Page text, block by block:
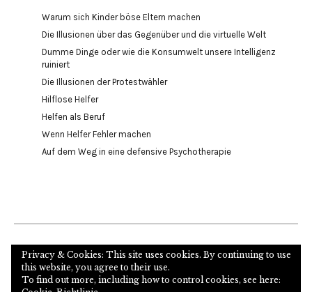
Warum sich Kinder böse Eltern machen
Die Illusionen über das Gegenüber und die virtuelle Welt
Dumme Dinge oder wie die Konsumwelt unsere Intelligenz
ruiniert
Die Illusionen der Protestwähler
Hilflose Helfer
Helfen als Beruf
Wenn Helfer Fehler machen
Auf dem Weg in eine defensive Psychotherapie
Internetseite des Autors und Psychoanalytikers
Privacy & Cookies: This site uses cookies. By continuing to use
this website, you agree to their use.
To find out more, including how to control cookies, see here: